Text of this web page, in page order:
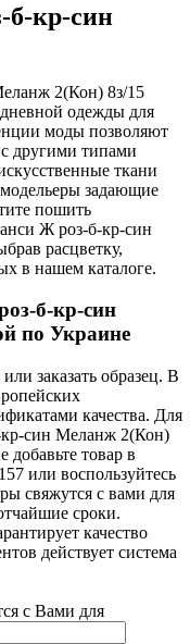
кр-син
2(Кон) 8з/15
одежды для
моды позволяют
с другими типами
ткани
задающие
пошить
Ж роз-б-кр-син
расцветку,
в нашем каталоге.
б-кр-син
по Украине
заказать образец. В
качества. Для
кр-син Меланж 2(Кон)
добавьте товар в
или воспользуйтесь
свяжутся с вами для
сроки.
качество
действует система
с Вами для